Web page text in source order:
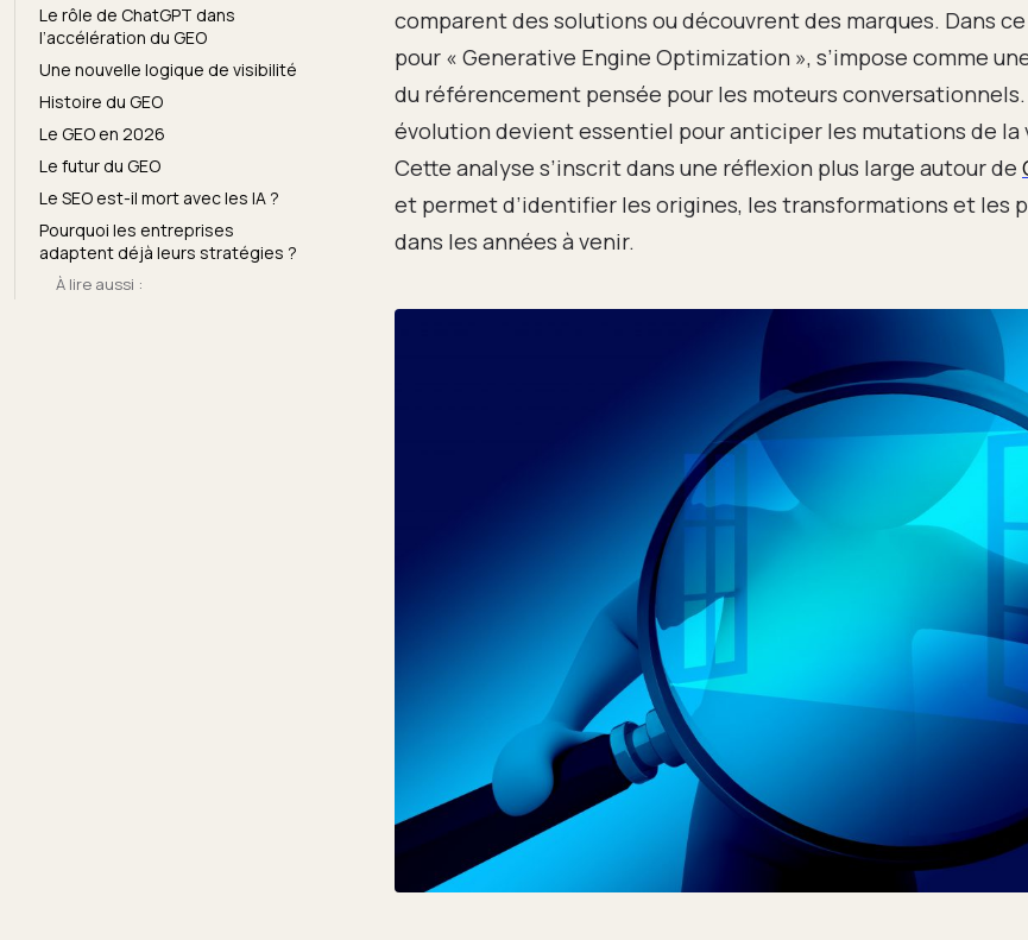
Le rôle de ChatGPT dans
l’accélération du GEO
Une nouvelle logique de visibilité
Histoire du GEO
Le GEO en 2026
Le futur du GEO
Le SEO est-il mort avec les IA ?
Pourquoi les entreprises
adaptent déjà leurs stratégies ?
À lire aussi :
comparent des solutions ou découvrent des marques. Dans ce
pour « Generative Engine Optimization », s’impose comme
du référencement pensée pour les moteurs
évolution devient essentiel pour anticiper les mutations de
Cette analyse s’inscrit dans une réflexion plus large autour de
et permet d’identifier les origines, les transformations et les
dans les années à venir.